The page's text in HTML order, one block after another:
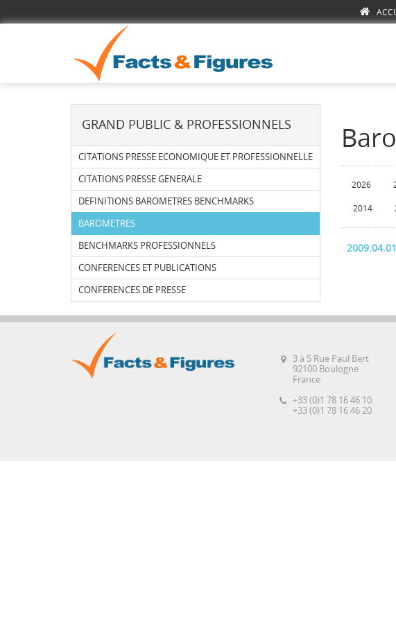
GRAND PUBLIC & PROFESSIONNELS
CITATIONS PRESSE ECONOMIQUE ET PROFESSIONNELLE
CITATIONS PRESSE GENERALE
DEFINITIONS BAROMETRES BENCHMARKS
BAROMETRES
BENCHMARKS PROFESSIONNELS
CONFERENCES ET PUBLICATIONS
CONFERENCES DE PRESSE
2026
2014
2009.04.01
3 à 5 Rue Paul Bert
92100 Boulogne
France
+33 (0)1 78 16 46 10
+33 (0)1 78 16 46 20